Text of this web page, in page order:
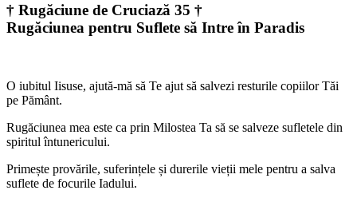
† Rugăciune de Cruciază 35 †
Rugăciunea pentru Suflete să Intre în Paradis
O iubitul Iisuse, ajută-mă să Te ajut să salvezi resturile copiilor Tăi
pe Pământ.
Rugăciunea mea este ca prin Milostea Ta să se salveze sufletele din
spiritul întunericului.
Primește provările, suferințele și durerile vieții mele pentru a salva
suflete de focurile Iadului.